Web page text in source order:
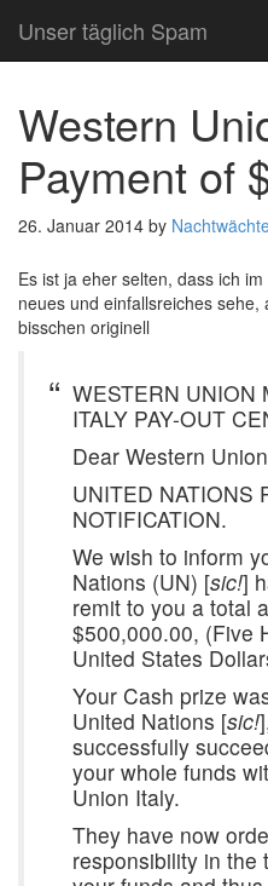
Unser täglich Spam
Western
Payment of
26. Januar 2014 by
Es ist ja eher selten, dass ich
neues und einfallsreiches
bisschen originell
WESTERN UNION
ITALY PAY-OUT
Dear Western
UNITED NATIONS
NOTIFICATION.
We wish to inform
Nations (UN) [sic!]
remit to you a total
$500,000.00, (Five
United States
Your Cash prize
United Nations [sic!
successfully
your whole funds
Union Italy.
They have now
responsibility in the